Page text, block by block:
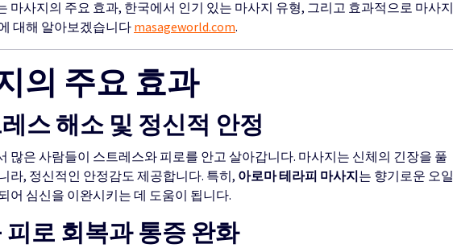
마사지의 주요 효과, 한국에서 인기 있는 마사지 유형, 그리고 효과적으로 마사지
대해 알아보겠습니다 masageworld.com.
의 주요 효과
스 해소 및 정신적 안정
많은 사람들이 스트레스와 피로를 안고 살아갑니다. 마사지는 신체의 긴장을 풀
라, 정신적인 안정감도 제공합니다. 특히, 아로마 테라피 마사지는 향기로운 오일
어 심신을 이완시키는 데 도움이 됩니다.
피로 회복과 통증 완화